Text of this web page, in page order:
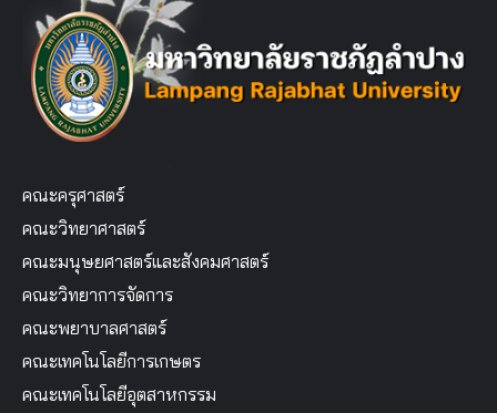
คณะครุศาสตร์
คณะวิทยาศาสตร์
คณะมนุษยศาสตร์และสังคมศาสตร์
คณะวิทยาการจัดการ
คณะพยาบาลศาสตร์
คณะเทคโนโลยีการเกษตร
คณะเทคโนโลยีอุตสาหกรรม